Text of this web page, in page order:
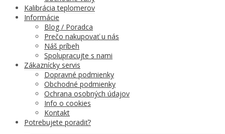
Kalibrácia teplomerov
Informácie
Blog / Poradca
Prečo nakupovať u nás
Náš príbeh
Spolupracujte s nami
Zákaznícky servis
Dopravné podmienky
Obchodné podmienky
Ochrana osobných údajov
Info o cookies
Kontakt
Potrebujete poradiť?